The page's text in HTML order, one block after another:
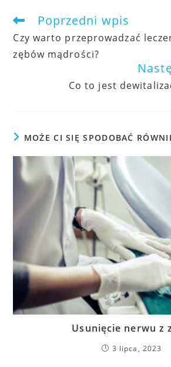
artykułyPoprzedni wpis
Czy warto przeprowadzać
zębów mądrości?
Co to jest
MOŻE CI SIĘ SPODOBAĆ
Usunięcie nerwu z
3 lipca, 2023